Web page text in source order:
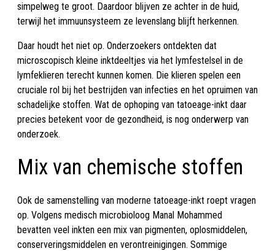
simpelweg te groot. Daardoor blijven ze achter in de huid,
terwijl het immuunsysteem ze levenslang blijft herkennen.
Daar houdt het niet op. Onderzoekers ontdekten dat
microscopisch kleine inktdeeltjes via het lymfestelsel in de
lymfeklieren terecht kunnen komen. Die klieren spelen een
cruciale rol bij het bestrijden van infecties en het opruimen van
schadelijke stoffen. Wat de ophoping van tatoeage-inkt daar
precies betekent voor de gezondheid, is nog onderwerp van
onderzoek.
Mix van chemische stoffen
Ook de samenstelling van moderne tatoeage-inkt roept vragen
op. Volgens medisch microbioloog Manal Mohammed
bevatten veel inkten een mix van pigmenten, oplosmiddelen,
conserveringsmiddelen en verontreinigingen. Sommige